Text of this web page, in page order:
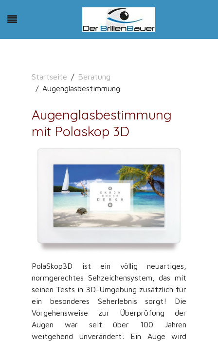
Startseite
Beratung
Augenglasbestimmung
Augenglasbestimmung
mit Polaskop 3D
PolaSkop3D ist ein völlig neuartiges,
normgerechtes Sehzeichensystem, das mit
seinen Tests in 3D-Umgebung zusätzlich für
ein besonderes Seherlebnis sorgt! Die
Vorgehensweise zur Überprüfung der
Augen war seit über 100 Jahren
weitgehend unverändert: Ein Auge wird